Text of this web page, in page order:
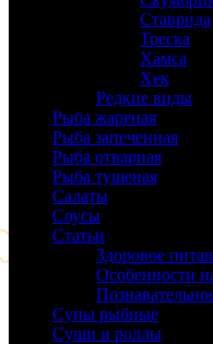
Ставрида
Треска
Хамса
Хек
Редкие виды
Рыба жареная
Рыба запеченная
Рыба отварная
Рыба тушеная
Салаты
Соусы
Статьи
Здоровое
Особенности
Супы рыбные
Суши и роллы